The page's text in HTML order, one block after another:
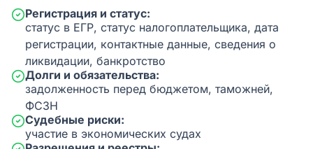
Регистрация и статус:
статус в ЕГР, статус налогоплательщика, дата
регистрации, контактные данные, сведения о
ликвидации, банкротство
Долги и обязательства:
задолженность перед бюджетом, таможней,
ФСЗН
Судебные риски:
участие в экономических судах